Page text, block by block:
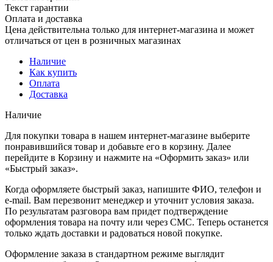
Текст гарантии
Оплата и доставка
Цена действительна только для интернет-магазина и может
отличаться от цен в розничных магазинах
Наличие
Как купить
Оплата
Доставка
Наличие
Для покупки товара в нашем интернет-магазине выберите
понравившийся товар и добавьте его в корзину. Далее
перейдите в Корзину и нажмите на «Оформить заказ» или
«Быстрый заказ».
Когда оформляете быстрый заказ, напишите ФИО, телефон и
e-mail. Вам перезвонит менеджер и уточнит условия заказа.
По результатам разговора вам придет подтверждение
оформления товара на почту или через СМС. Теперь останется
только ждать доставки и радоваться новой покупке.
Оформление заказа в стандартном режиме выглядит